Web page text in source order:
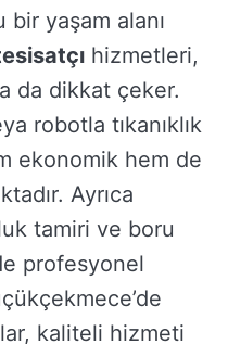
yaşam alanı
hizmetleri,
da dikkat çeker.
robotla tıkanıklık
ekonomik hem de
Ayrıca
tamiri ve boru
profesyonel
kaliteli hizmeti